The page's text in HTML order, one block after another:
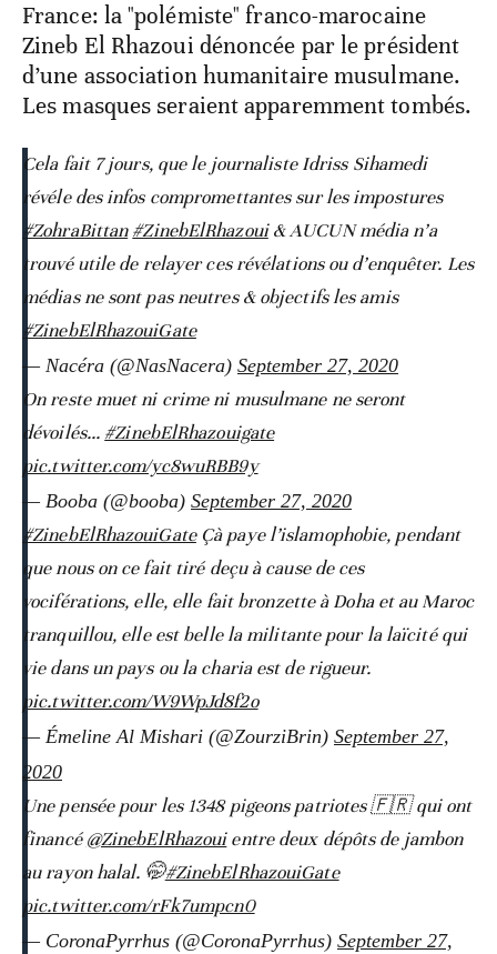
France: la "polémiste" franco-marocaine
Zineb El Rhazoui dénoncée par le président
d’une association humanitaire musulmane.
Les masques seraient apparemment tombés.
Cela fait 7 jours, que le journaliste Idriss Sihamedi
révéle des infos compromettantes sur les impostures
#ZohraBittan #ZinebElRhazoui& AUCUN média n’a
trouvé utile de relayer ces révélations ou d’enquêter. Les
médias ne sont pas neutres & objectifs les amis
#ZinebElRhazouiGate
— Nacéra (@NasNacera) September 27, 2020
On reste muet ni crime ni musulmane ne seront
dévoilés... #ZinebElRhazouigate
pic.twitter.com/yc8wuRBB9y
— Booba (@booba) September 27, 2020
#ZinebElRhazouiGateÇà paye l’islamophobie, pendant
que nous on ce fait tiré deçu à cause de ces
vociférations, elle, elle fait bronzette à Doha et au Maroc
tranquillou, elle est belle la militante pour la laïcité qui
vie dans un pays ou la charia est de rigueur.
pic.twitter.com/W9WpJd8f2o
— Émeline Al Mishari (@ZourziBrin) September 27,
2020
Une pensée pour les 1348 pigeons patriotes 🇫🇷 qui ont
financé@ZinebElRhazouientre deux dépôts de jambon
au rayon halal. 🤭#ZinebElRhazouiGate
pic.twitter.com/rFk7umpcn0
— CoronaPyrrhus (@CoronaPyrrhus) September 27,